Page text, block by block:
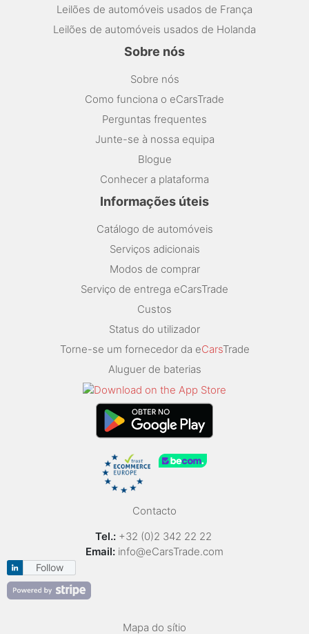
Leilões de automóveis usados de França
Leilões de automóveis usados de Holanda
Sobre nós
Sobre nós
Como funciona o eCarsTrade
Perguntas frequentes
Junte-se à nossa equipa
Blogue
Conhecer a plataforma
Informações úteis
Catálogo de automóveis
Serviços adicionais
Modos de comprar
Serviço de entrega eCarsTrade
Custos
Status do utilizador
Torne-se um fornecedor da eCarsTrade
Aluguer de baterias
Contacto
Tel.: +32 (0)2 342 22 22
Email: info@eCarsTrade.com
Follow
Mapa do sítio